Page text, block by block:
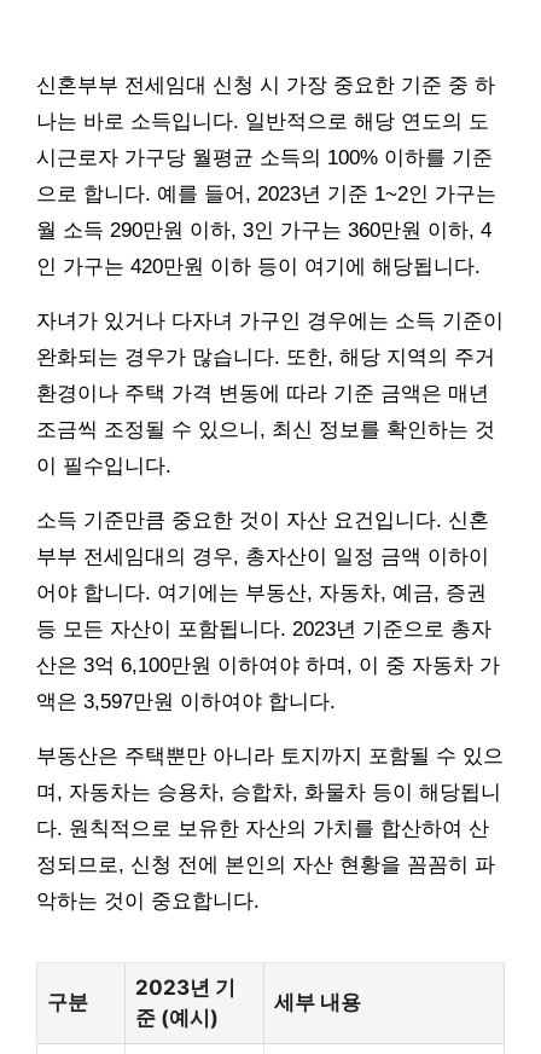
신혼부부 전세임대 신청 시 가장 중요한 기준 중 하
나는 바로 소득입니다. 일반적으로 해당 연도의 도
시근로자 가구당 월평균 소득의 100% 이하를 기준
으로 합니다. 예를 들어, 2023년 기준 1~2인 가구는
월 소득 290만원 이하, 3인 가구는 360만원 이하, 4
인 가구는 420만원 이하 등이 여기에 해당됩니다.
자녀가 있거나 다자녀 가구인 경우에는 소득 기준이
완화되는 경우가 많습니다. 또한, 해당 지역의 주거
환경이나 주택 가격 변동에 따라 기준 금액은 매년
조금씩 조정될 수 있으니, 최신 정보를 확인하는 것
이 필수입니다.
소득 기준만큼 중요한 것이 자산 요건입니다. 신혼
부부 전세임대의 경우, 총자산이 일정 금액 이하이
어야 합니다. 여기에는 부동산, 자동차, 예금, 증권
등 모든 자산이 포함됩니다. 2023년 기준으로 총자
산은 3억 6,100만원 이하여야 하며, 이 중 자동차 가
액은 3,597만원 이하여야 합니다.
부동산은 주택뿐만 아니라 토지까지 포함될 수 있으
며, 자동차는 승용차, 승합차, 화물차 등이 해당됩니
다. 원칙적으로 보유한 자산의 가치를 합산하여 산
정되므로, 신청 전에 본인의 자산 현황을 꼼꼼히 파
악하는 것이 중요합니다.
구분
2023년 기
준 (예시)
세부 내용